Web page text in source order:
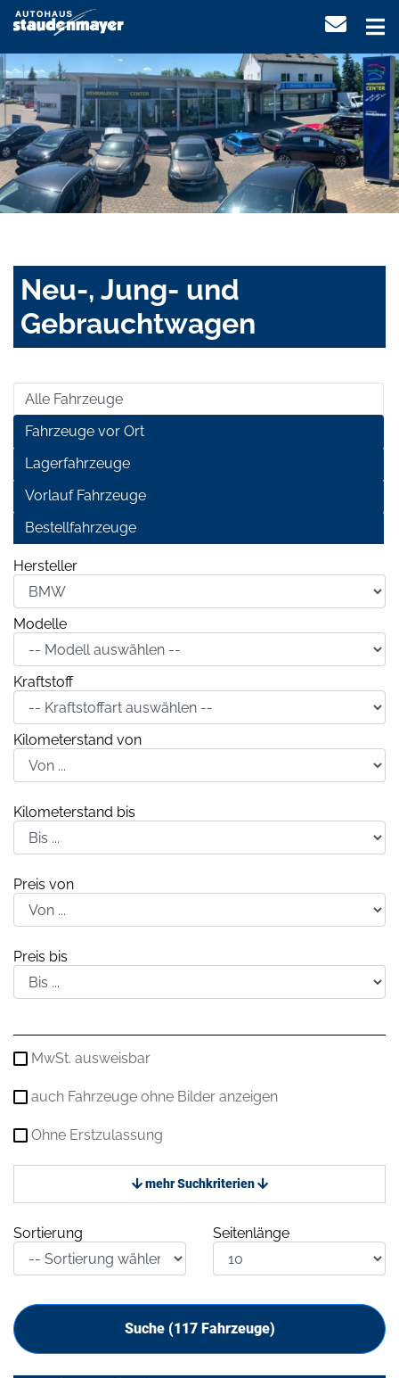
Neu-, Jung- und
Gebrauchtwagen
Alle Fahrzeuge
Fahrzeuge vor Ort
Lagerfahrzeuge
Vorlauf Fahrzeuge
Bestellfahrzeuge
Hersteller
Modelle
Kraftstoff
Kilometerstand von
Kilometerstand bis
Preis von
Preis bis
MwSt. ausweisbar
auch Fahrzeuge ohne Bilder anzeigen
Ohne Erstzulassung
mehr Suchkriterien
Sortierung Seitenlänge
Suche (117Fahrzeuge)